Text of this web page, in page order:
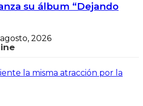
su álbum “Dejando
2026